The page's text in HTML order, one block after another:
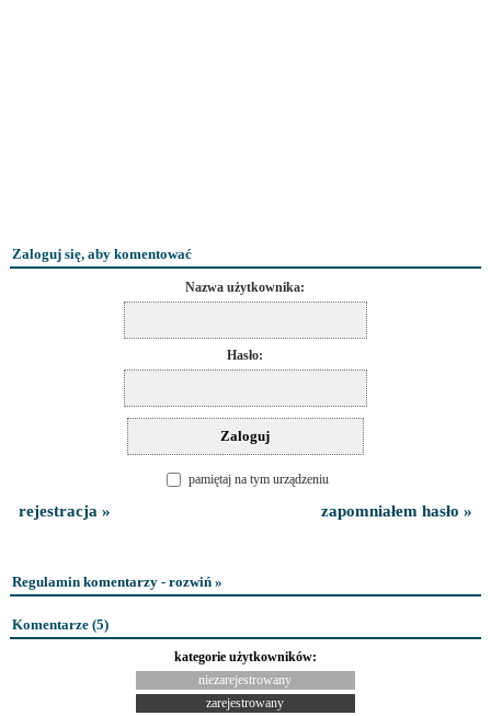
Zaloguj się, aby komentować
Nazwa użytkownika:
Hasło:
pamiętaj na tym urządzeniu
rejestracja » zapomniałem hasło »
Regulamin komentarzy - rozwiń »
Komentarze (5)
kategorie użytkowników:
niezarejestrowany
zarejestrowany